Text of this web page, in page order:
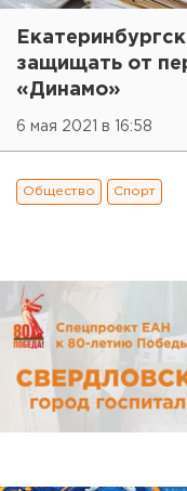
защищать от
«Динамо»
6 мая 2021 в 16:58
Общество Спорт